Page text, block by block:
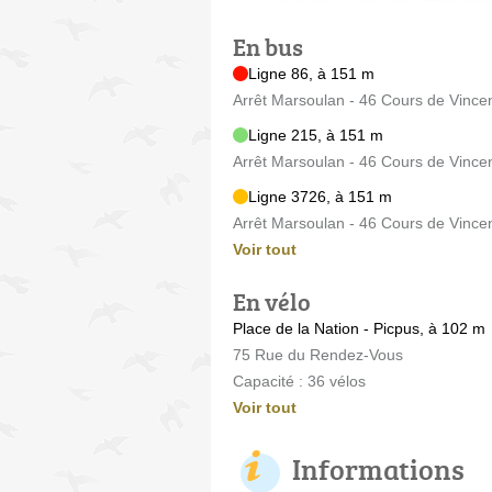
En bus
Ligne 86, à 151 m
Arrêt Marsoulan - 46 Cours de
Ligne 215, à 151 m
Arrêt Marsoulan - 46 Cours de
Ligne 3726, à 151 m
Arrêt Marsoulan - 46 Cours de
Voir tout
En vélo
Place de la Nation - Picpus, à 102 m
75 Rue du Rendez-Vous
Capacité : 36 vélos
Voir tout
Informations